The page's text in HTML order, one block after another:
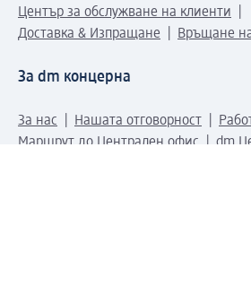
Център за обслужване на клиенти
Доставка & Изпращане
Връщане
За dm концерна
За нас Нашата отговорност
Маршрут до Централен офис
dm